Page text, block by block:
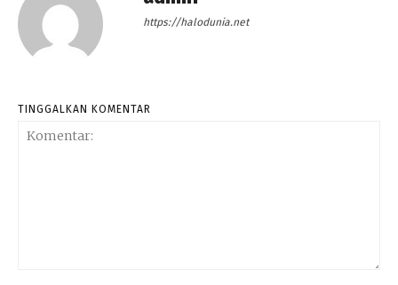
https://halodunia.net
TINGGALKAN KOMENTAR